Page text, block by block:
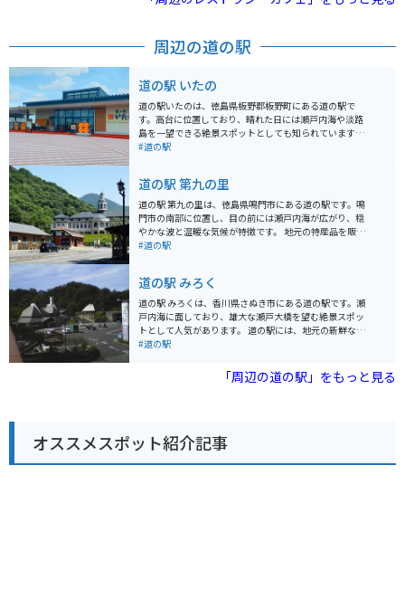
周辺の道の駅
道の駅 いたの
道の駅いたのは、徳島県板野郡板野町にある道の駅で
す。高台に位置しており、晴れた日には瀬戸内海や淡路
島を一望できる絶景スポットとしても知られています。
地元の新鮮な農産物が並ぶ直売所や、地元食材を使った
パンや、旬のフルーツを使ったスイーツが人気です。 バ
イクで訪れる場合、道の駅には広い駐車場が完備されて
いるので安心です。また、周辺には、四国八十八ヶ所霊
場の札所や、歴史的な建造物など、ツーリングにおすす
めのスポットがたくさんあります。道の駅いたのを拠点
ったスイーツなども人気です。道の駅で購入して、お土
産にしたり、その場で味わったりするのもおすすめで
す。
#道の駅
道の駅 第九の里
道の駅 第九の里は、徳島県鳴門市にある道の駅です。鳴
門市の南部に位置し、目の前には瀬戸内海が広がり、穏
やかな波と温暖な気候が特徴です。 地元の特産品を販売
する物産館では、新鮮な海の幸や農産物が人気です。と
をふんだんに使った料理を楽しむことができます。 バイ
クで訪れる際は、道の駅に隣接する「第九の里」公園の
駐車場が利用できます。公園内には、展望台や遊歩道が
あり、瀬戸内海の景色を眺めながら休憩することができ
ます。道の駅周辺には、鳴門渦潮や大塚国際美術館な
#道の駅
道の駅 みろく
道の駅 みろくは、香川県さぬき市にある道の駅です。瀬
戸内海に面しており、雄大な瀬戸大橋を望む絶景スポッ
トとして人気があります。 道の駅には、地元の新鮮な野
菜や果物を販売する農産物直売所や、さぬきうどんをは
ります。また、瀬戸内海の海の幸を堪能できるレストラ
ンもあり、ドライブやツーリングの休憩スポットとして
すすめです。 周辺には、四国八十八ヶ所霊場の第85番札
所である八栗寺や、日本三大銅像の一つである大仏で有
名な屋島など、観光スポットも充実しています。道の駅
#道の駅
「周辺の道の駅」をもっと見る
オススメスポット紹介記事